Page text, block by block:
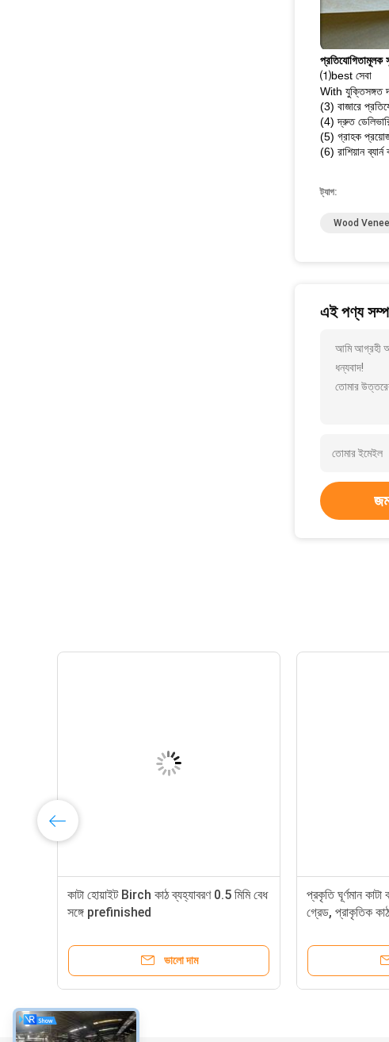
প্রতিযোগিতামূলক
⑴best সেবা
With যুক্তিসঙ্গত
(3) বাজারে
(4) দ্রুত
(5) গ্রাহক
(6) রাশিয়ান
ট্যাগ:
Wood
এই পণ্য
আমি আগ্রহী
ধন্যবাদ!
তোমার
কাটা হোয়াইট Birch কাঠ ব্যহ্যাবরণ 0.5 মিমি বেধ
সঙ্গে prefinished
ভালো দাম
প্রকৃতি ঘূর্ণমান
গ্রেড, প্রাকৃতিক